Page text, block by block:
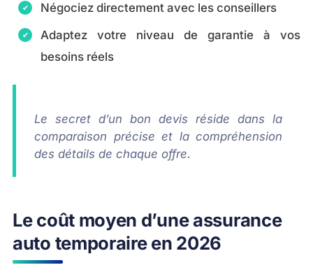
Négociez directement avec les conseillers
Adaptez votre niveau de garantie à vos
besoins réels
Le secret d’un bon devis réside dans la
comparaison précise et la compréhension
des détails de chaque offre.
Le coût moyen d’une assurance
auto temporaire en 2026